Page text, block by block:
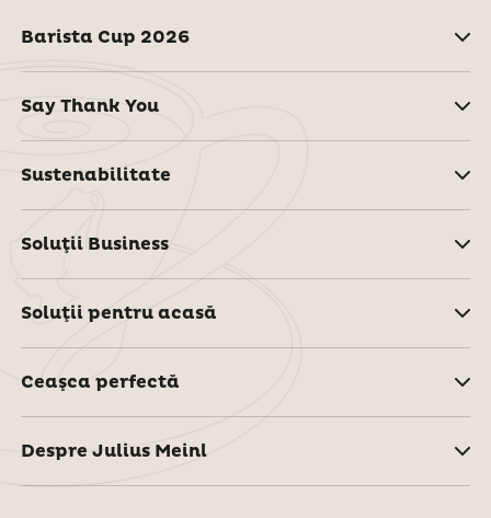
Barista Cup 2026
Say Thank You
Sustenabilitate
Soluţii Business
Soluţii pentru acasă
Ceaşca perfectă
Despre Julius Meinl